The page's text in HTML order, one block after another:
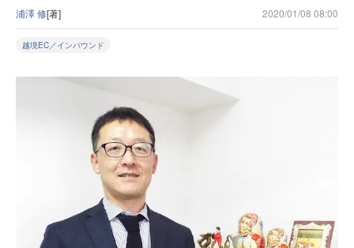
浦澤 修[著] 2020/01/08 08:00
越境EC／インバウンド